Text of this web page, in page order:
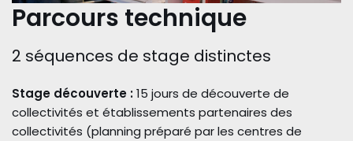
Parcours technique
2 séquences de stage distinctes
Stage découverte : 15 jours de découverte de
collectivités et établissements partenaires des
collectivités (planning préparé par les centres de